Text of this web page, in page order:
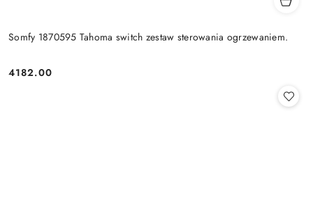
Somfy 1870595 Tahoma switch zestaw sterowania ogrzewaniem.
Cena:
4182.00